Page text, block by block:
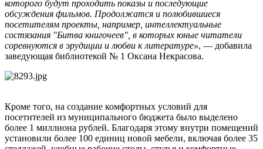
которого будут проходить показы и последующие
обсуждения фильмов. Продолжатся и полюбившиеся
посетителям проекты, например, интеллектуальные
состязания "Битва книгочеев", в которых юные читатели
соревнуются в эрудиции и любви к литературе», — добавила
заведующая библиотекой № 1 Оксана Некрасова.
Кроме того, на создание комфортных условий для
посетителей из муниципального бюджета было выделено
более 1 миллиона рублей. Благодаря этому внутри помещений
установили более 100 единиц новой мебели, включая более 35